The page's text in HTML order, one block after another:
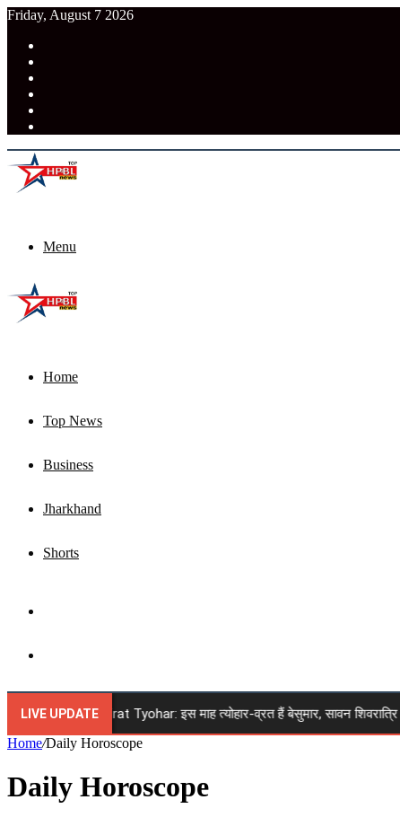
Friday, August 7 2026
Menu
Home
Top News
Business
Jharkhand
Shorts
for
LIVE UPDATE
August 2026 Vrat Tyohar: इस माह त्योहार-व्रत हैं बेसुमार, सावन शिवरात्रि
Home/Daily Horoscope
Daily Horoscope